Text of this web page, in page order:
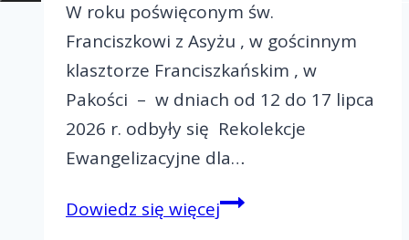
W roku poświęconym św.
Franciszkowi z Asyżu , w gościnnym
klasztorze Franciszkańskim , w
Pakości – w dniach od 12 do 17 lipca
2026 r. odbyły się Rekolekcje
Ewangelizacyjne dla…
Dowiedz się więcejRekolekcje